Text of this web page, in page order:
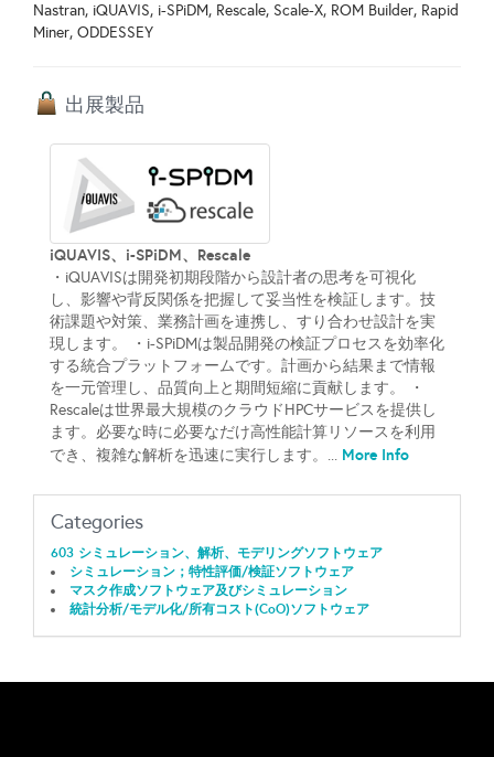
Nastran, iQUAVIS, i-SPiDM, Rescale, Scale-X, ROM Builder, Rapid
Miner, ODDESSEY
出展製品
iQUAVIS、i-SPiDM、Rescale
・iQUAVISは開発初期段階から設計者の思考を可視化
し、影響や背反関係を把握して妥当性を検証します。技
術課題や対策、業務計画を連携し、すり合わせ設計を実
現します。 ・i-SPiDMは製品開発の検証プロセスを効率化
する統合プラットフォームです。計画から結果まで情報
を一元管理し、品質向上と期間短縮に貢献します。 ・
Rescaleは世界最大規模のクラウドHPCサービスを提供し
ます。必要な時に必要なだけ高性能計算リソースを利用
でき、複雑な解析を迅速に実行します。... More Info
Categories
603 シミュレーション、解析、モデリングソフトウェア
シミュレーション；特性評価/検証ソフトウェア
マスク作成ソフトウェア及びシミュレーション
統計分析/モデル化/所有コスト(CoO)ソフトウェア